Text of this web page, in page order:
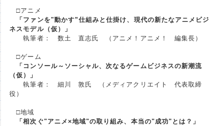
□アニメ
「ファンを"動かす”仕組みと仕掛け、現代の新たなアニメビジ
ネスモデル（仮）」
執筆者： 数土 直志氏 （アニメ！アニメ！ 編集長）
□ゲーム
「コンソール～ソーシャル、次なるゲームビジネスの新潮流
（仮）」
執筆者： 細川 敦氏 （メディアクリエイト 代表取締
役）
□地域
「相次ぐ"アニメ×地域"の取り組み、本当の"成功"とは？」